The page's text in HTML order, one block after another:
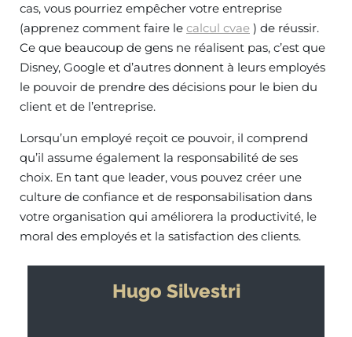
cas, vous pourriez empêcher votre entreprise
(apprenez comment faire le calcul cvae ) de réussir.
Ce que beaucoup de gens ne réalisent pas, c’est que
Disney, Google et d’autres donnent à leurs employés
le pouvoir de prendre des décisions pour le bien du
client et de l’entreprise.
Lorsqu’un employé reçoit ce pouvoir, il comprend
qu’il assume également la responsabilité de ses
choix. En tant que leader, vous pouvez créer une
culture de confiance et de responsabilisation dans
votre organisation qui améliorera la productivité, le
moral des employés et la satisfaction des clients.
Hugo Silvestri